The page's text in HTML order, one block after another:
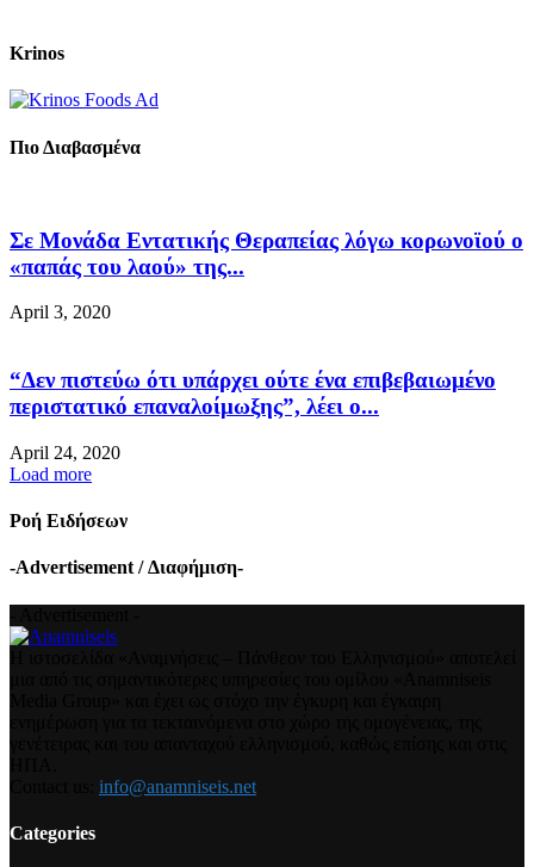
Krinos
Πιο Διαβασμένα
Σε Μονάδα Εντατικής Θεραπείας λόγω κορωνοϊού ο
«παπάς του λαού» της...
April 3, 2020
“Δεν πιστεύω ότι υπάρχει ούτε ένα επιβεβαιωμένο
περιστατικό επαναλοίμωξης”, λέει ο...
April 24, 2020
Load more
Ροή Ειδήσεων
-Advertisement / Διαφήμιση-
info@anamniseis.net
Categories